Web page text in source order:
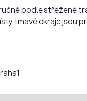
podle střežené
tmavé okraje jsou